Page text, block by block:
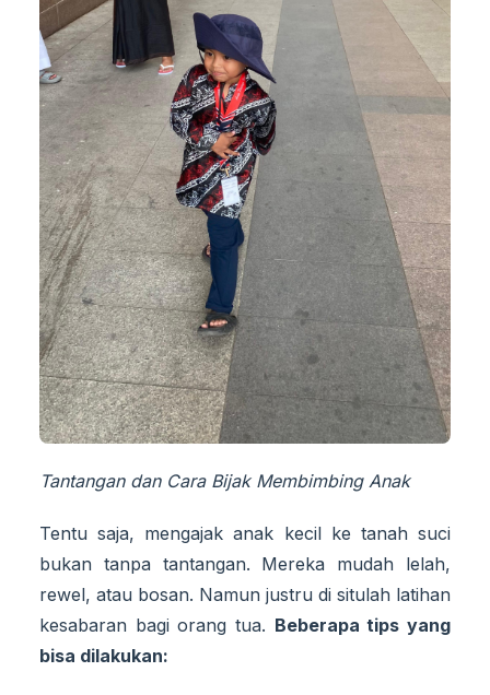
Tantangan dan Cara Bijak Membimbing Anak
Tentu saja, mengajak anak kecil ke tanah suci
bukan tanpa tantangan. Mereka mudah lelah,
rewel, atau bosan. Namun justru di situlah latihan
kesabaran bagi orang tua. Beberapa tips yang
bisa dilakukan: